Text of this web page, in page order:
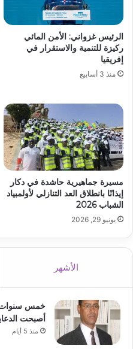
الرئيس غزواني: الأمن المائي
ركيزة للتنمية والاستقرار في
إفريقيا
منذ 3 أسابيع
مسيرة جماهيرية حاشدة في دكار
إيذانًا بانطلاق العد التنازلي لأولمبياد
الشباب 2026
يونيو 29, 2026
الأشهر
خمس سنوات
أصبحت
منذ 5 أيام